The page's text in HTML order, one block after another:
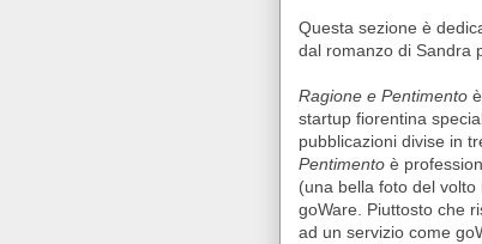
Questa sezione è
dal romanzo di Sandra
Ragione e Pentimento
startup fiorentina
pubblicazioni divise in
Pentimento è
(una bella foto del
goWare. Piuttosto che
ad un servizio come